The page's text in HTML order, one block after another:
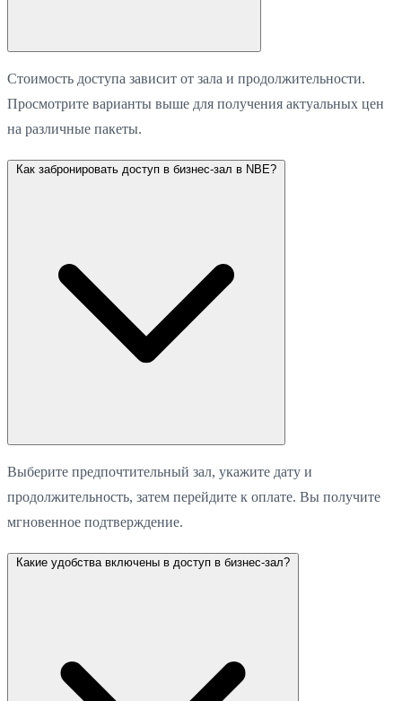
Стоимость доступа зависит от зала и продолжительности.
Просмотрите варианты выше для получения актуальных цен
на различные пакеты.
Как забронировать доступ в бизнес-зал в NBE?
Выберите предпочтительный зал, укажите дату и
продолжительность, затем перейдите к оплате. Вы получите
мгновенное подтверждение.
Какие удобства включены в доступ в бизнес-зал?